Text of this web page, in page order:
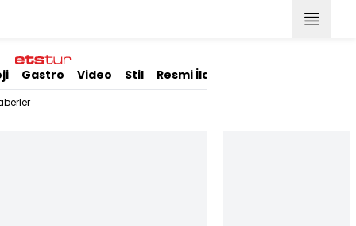
Gastro Video Stil Resmi İlanlar